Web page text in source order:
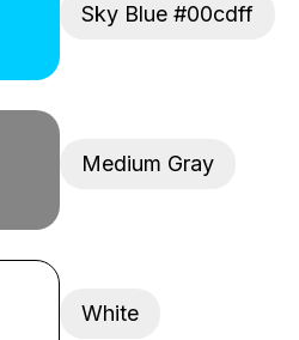
Sky Blue #00cdff
Medium Gray
White